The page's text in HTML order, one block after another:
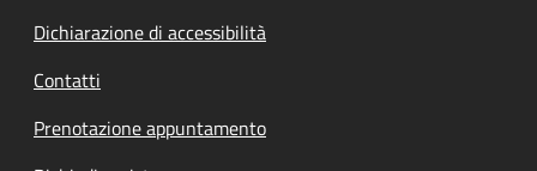
Dichiarazione di accessibilità
Contatti
Prenotazione appuntamento